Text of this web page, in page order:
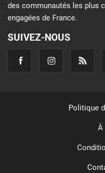
des communautés les plus
engagées de France.
SUIVEZ-NOUS
Politique
À